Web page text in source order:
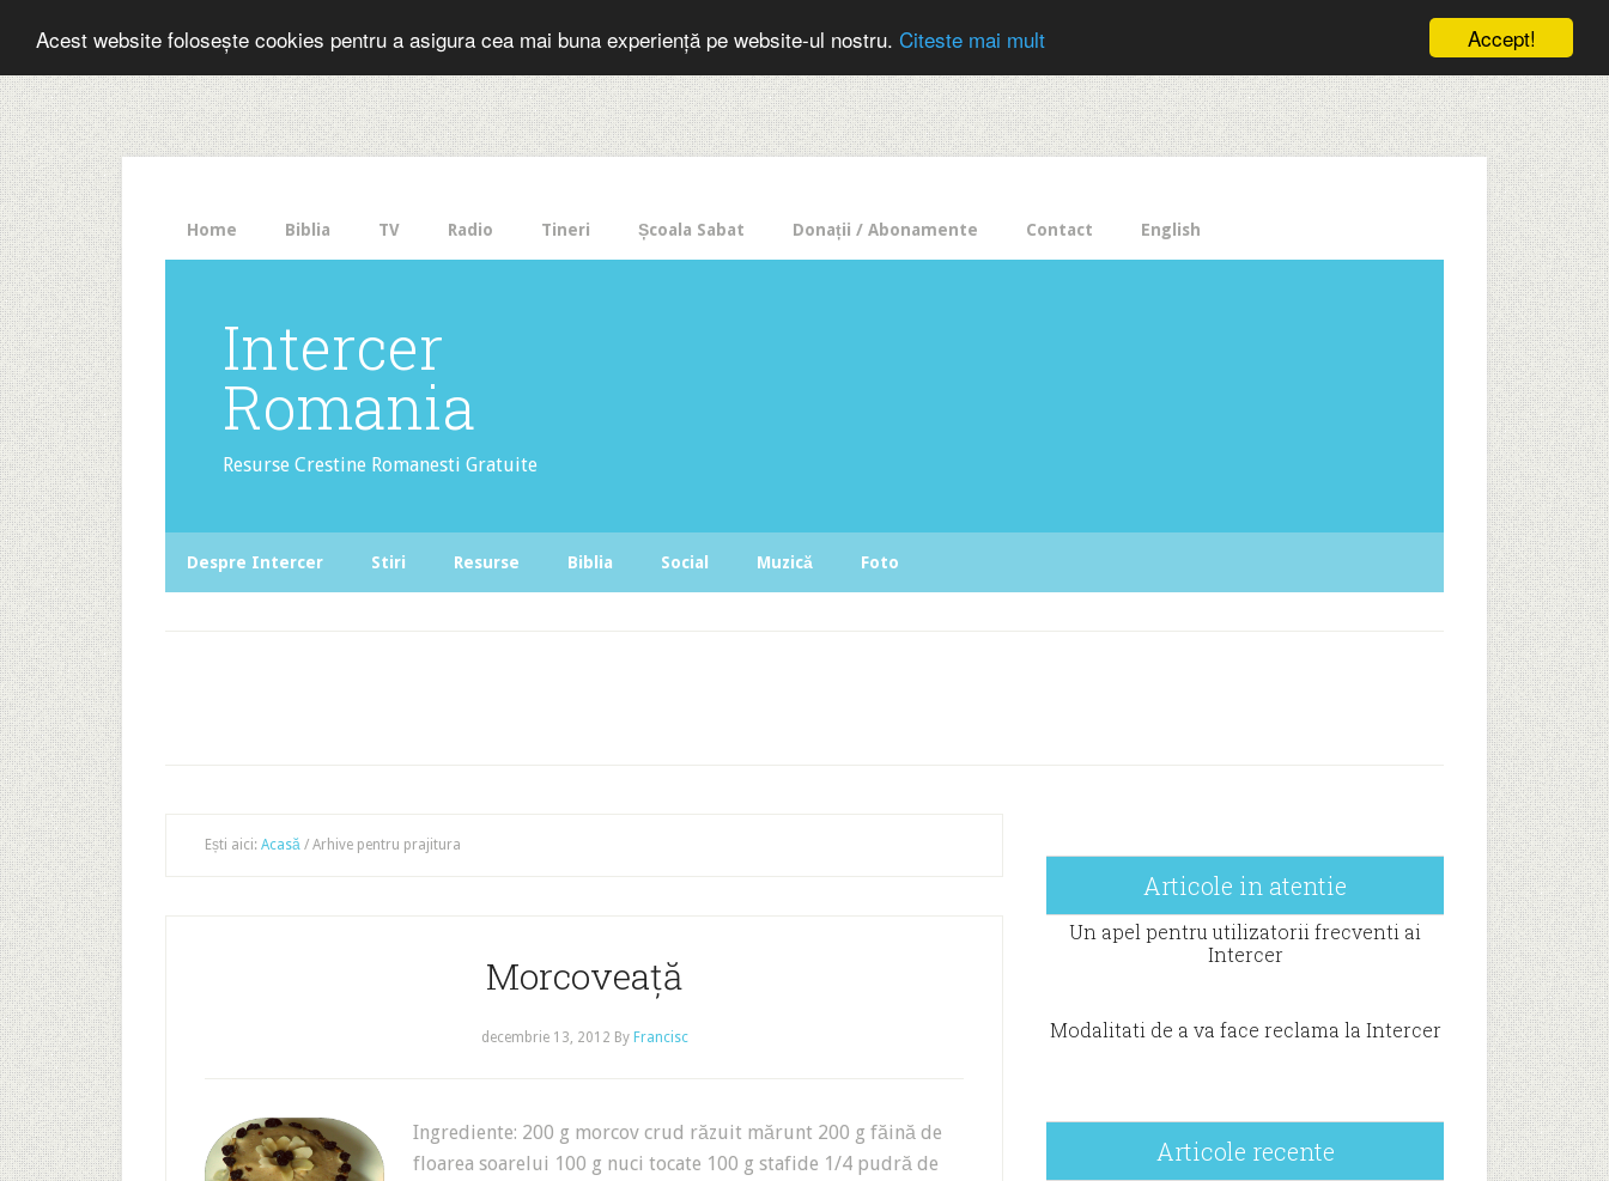
Accept!
Acest website folosește cookies pentru a asigura cea mai buna experiență pe website-ul nostru. Citeste mai mult
The
HelloBar
- a
little
bar
that
gets
noticed!
Home Biblia TV Radio Tineri Școala Sabat Donații / Abonamente Contact English
Intercer
Romania
Resurse Crestine Romanesti Gratuite
Despre Intercer Stiri Resurse Biblia Social Muzică Foto
Ești aici: Acasă / Arhive pentru prajitura
Morcoveață
decembrie 13, 2012 By Francisc
Ingrediente: 200 g morcov crud răzuit mărunt 200 g făină de
floarea soarelui 100 g nuci tocate 100 g stafide 1/4 pudră de
Articole in atentie
Un apel pentru utilizatorii frecventi ai
Intercer
Modalitati de a va face reclama la Intercer
Articole recente